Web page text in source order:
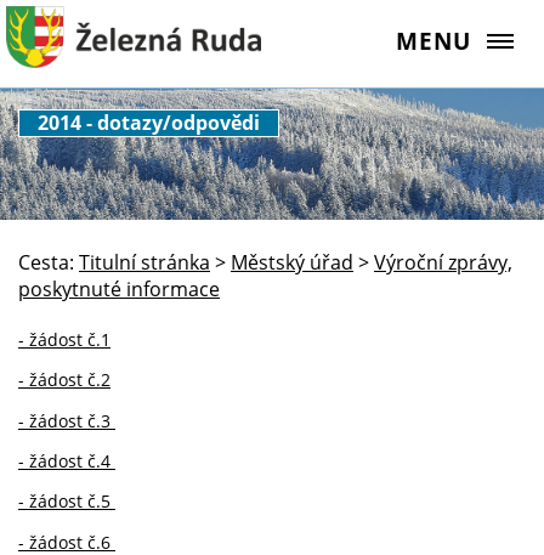
MENU
2014 - dotazy/odpovědi
Cesta: Titulní stránka > Městský úřad >Výroční zprávy,
poskytnuté informace
- žádost č.1
- žádost č.2
- žádost č.3
- žádost č.4
- žádost č.5
- žádost č.6